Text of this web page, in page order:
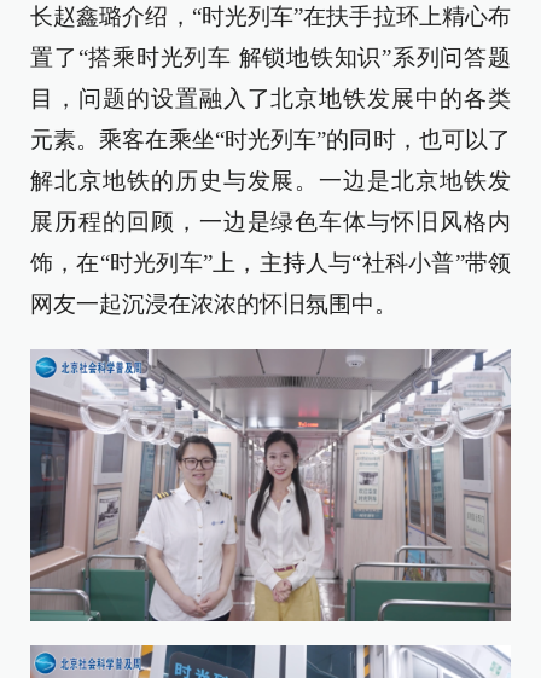
长赵鑫璐介绍，“时光列车”在扶手拉环上精心布
置了“搭乘时光列车 解锁地铁知识”系列问答题
目，问题的设置融入了北京地铁发展中的各类
元素。乘客在乘坐“时光列车”的同时，也可以了
解北京地铁的历史与发展。一边是北京地铁发
展历程的回顾，一边是绿色车体与怀旧风格内
饰，在“时光列车”上，主持人与“社科小普”带领
网友一起沉浸在浓浓的怀旧氛围中。